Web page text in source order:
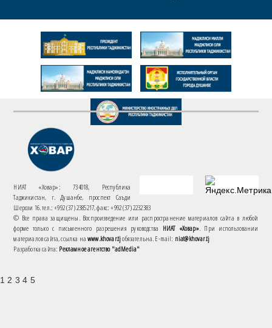
НИАТ «Ховар»: 734018, Республика
Таджикистан, г. Душанбе, проспект Саъди
Шерози 16. тел.: +992 (37) 2385217, факс: +992 (37) 2232383
© Все права защищены. Воспроизведение или распространение материалов сайта в любой
форме только с письменного разрешения руководства НИАТ «Ховар». При использовании
материалов сайта, ссылка наwww.khovar.tjобязательна. E-mail: niat@khovar.tj
Разработка сайта: Рекламное агентство "adMedia"
1 2 3 4 5